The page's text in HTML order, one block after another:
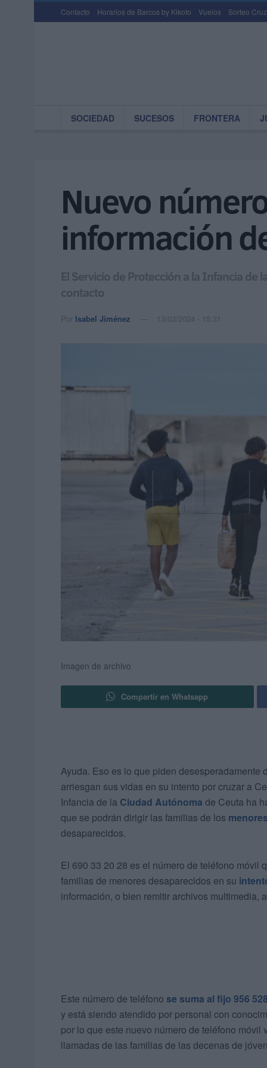
Contacto Horarios de Barcos by Kikoto Vuelos Sorteo
SOCIEDAD SUCESOS FRONTERA
Nuevo
información
El Servicio de Protección a la Infancia
contacto
Por Isabel Jiménez 13/03/2024 - 15:31
Imagen de archivo
Compartir en Whatsapp
Ayuda. Eso es lo que piden desesperadamente
arriesgan sus vidas en su intento por cruzar a
Infancia de la Ciudad Autónoma de Ceuta ha
que se podrán dirigir las familias de los
desaparecidos.
El 690 33 20 28 es el número de teléfono móvil
familias de menores desaparecidos en su
información, o bien remitir archivos multimedia,
Este número de teléfono se suma al fijo 956
y está siendo atendido por personal con
por lo que este nuevo número de teléfono
llamadas de las familias de las decenas de